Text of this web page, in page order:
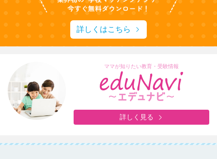
詳しくはこちら
ママが知りたい教育・受験情報
詳しく見る